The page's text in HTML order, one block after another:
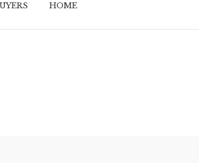
HOME